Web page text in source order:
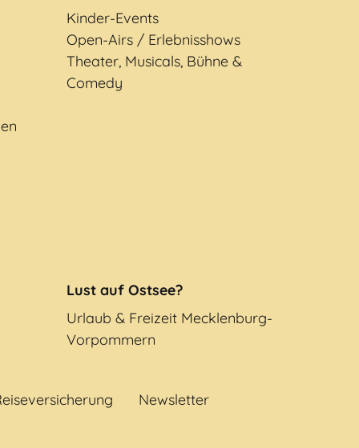
Kinder-Events
Open-Airs / Erlebnisshows
Theater, Musicals, Bühne &
Comedy
Lust auf Ostsee?
Urlaub & Freizeit Mecklenburg-
Vorpommern
Newsletter